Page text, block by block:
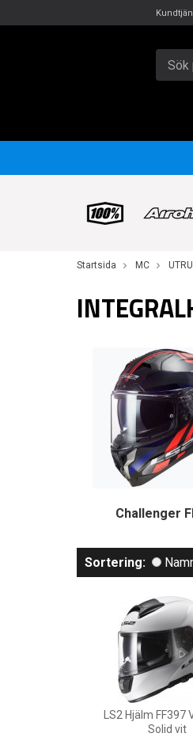
Startsida MC
Challenger
Sortering:
LS2 Hjälm FF397
Solid vit